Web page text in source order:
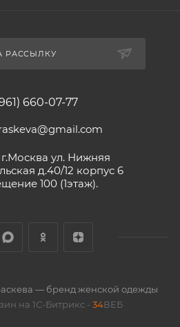
РАССЫЛКУ
660-07-77
ул. Нижняя
д.40/12 корпус 6
100 (1этаж).
— бренд женской одежды
на 1С-Битрикс - 34ВЕБ